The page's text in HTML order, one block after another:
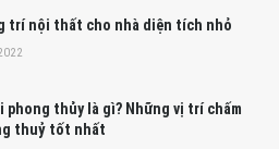
trí nội thất cho nhà diện tích nhỏ
phong thủy là gì? Những vị trí chấm
thuỷ tốt nhất